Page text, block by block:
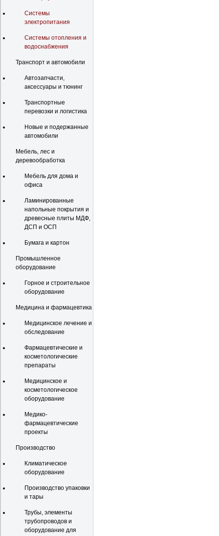
Системы
электропитания
Системы отопления и
водоснабжения
Транспорт и автомобили
Автозапчасти,
аксессуары и тюнинг
Транспортные
перевозки и логистика
Новые и подержанные
автомобили
Мебель, лес и
деревообработка
Мебель для дома и
офиса
Ламинированные
напольные покрытия и
древесные плиты МДФ,
ДСП и ОСП
Бумага и картон
Промышленное
оборудование
Горное и строительное
оборудование
Медицина и фармацевтика
Медицинское лечение и
обследование
Фармацевтические и
косметологические
препараты
Медицинское и
косметологическое
оборудование
Медико-
фармацевтические
проекты
Производство
Климатическое
оборудование
Производство упаковки
и тары
Трубы, элементы
трубопроводов и
оборудование для